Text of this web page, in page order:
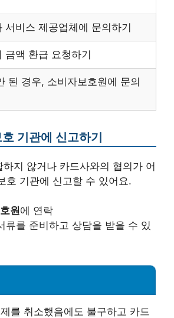
서비스 제공업체에 문의하기
금액 환급 요청하기
된 경우, 소비자보호원에 문의
기관에 신고하기
지 않거나 카드사와의 협의가 어
호 기관에 신고할 수 있어요.
원에 연락
류를 준비하고 상담을 받을 수 있
를 취소했음에도 불구하고 카드